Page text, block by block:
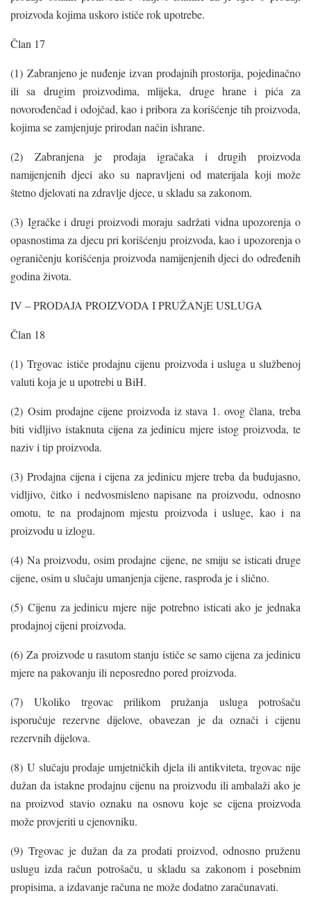
proizvoda kojima uskoro ističe rok upotrebe.
Član 17
(1) Zabranjeno je nuđenje izvan prodajnih prostorija, pojedinačno
ili sa drugim proizvodima, mlijeka, druge hrane i pića za
novorođenčad i odojčad, kao i pribora za korišćenje tih proizvoda,
kojima se zamjenjuje prirodan način ishrane.
(2) Zabranjena je prodaja igračaka i drugih proizvoda
namijenjenih djeci ako su napravljeni od materijala koji može
štetno djelovati na zdravlje djece, u skladu sa zakonom.
(3) Igračke i drugi proizvodi moraju sadržati vidna upozorenja o
opasnostima za djecu pri korišćenju proizvoda, kao i upozorenja o
ograničenju korišćenja proizvoda namijenjenih djeci do određenih
godina života.
IV – PRODAJA PROIZVODA I PRUŽANjE USLUGA
Član 18
(1) Trgovac ističe prodajnu cijenu proizvoda i usluga u službenoj
valuti koja je u upotrebi u BiH.
(2) Osim prodajne cijene proizvoda iz stava 1. ovog člana, treba
biti vidljivo istaknuta cijena za jedinicu mjere istog proizvoda, te
naziv i tip proizvoda.
(3) Prodajna cijena i cijena za jedinicu mjere treba da budujasno,
vidljivo, čitko i nedvosmisleno napisane na proizvodu, odnosno
omotu, te na prodajnom mjestu proizvoda i usluge, kao i na
proizvodu u izlogu.
(4) Na proizvodu, osim prodajne cijene, ne smiju se isticati druge
cijene, osim u slučaju umanjenja cijene, rasproda je i slično.
(5) Cijenu za jedinicu mjere nije potrebno isticati ako je jednaka
prodajnoj cijeni proizvoda.
(6) Za proizvode u rasutom stanju ističe se samo cijena za jedinicu
mjere na pakovanju ili neposredno pored proizvoda.
(7) Ukoliko trgovac prilikom pružanja usluga potrošaču
isporučuje rezervne dijelove, obavezan je da označi i cijenu
rezervnih dijelova.
(8) U slučaju prodaje umjetničkih djela ili antikviteta, trgovac nije
dužan da istakne prodajnu cijenu na proizvodu ili ambalaži ako je
na proizvod stavio oznaku na osnovu koje se cijena proizvoda
može provjeriti u cjenovniku.
(9) Trgovac je dužan da za prodati proizvod, odnosno pruženu
uslugu izda račun potrošaču, u skladu sa zakonom i posebnim
propisima, a izdavanje računa ne može dodatno zaračunavati.